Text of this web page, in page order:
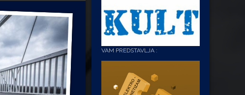
VAM PREDSTAVLJA :